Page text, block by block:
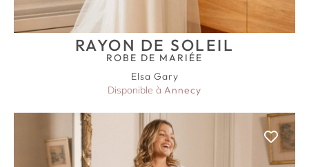
RAYON DE SOLEIL
ROBE DE MARIÉE
Elsa Gary
Disponible à Annecy